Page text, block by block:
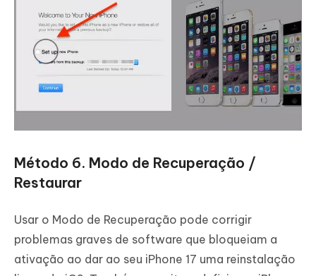
Método 6. Modo de Recuperação /
Restaurar
Usar o Modo de Recuperação pode corrigir
problemas graves de software que bloqueiam a
ativação ao dar ao seu iPhone 17 uma reinstalação